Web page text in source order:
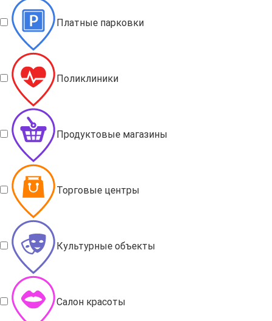
Платные парковки
Поликлиники
Продуктовые магазины
Торговые центры
Культурные объекты
Салон красоты